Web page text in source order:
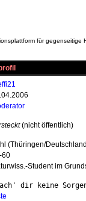
für gegenseitige
(nicht öffentlich)
(Thüringen/
60
Student im
dir keine